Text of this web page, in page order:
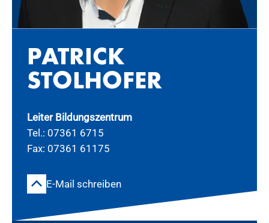
PA­TRICK
STOL­HO­FER
Leiter Bildungszentrum
Tel.: 07361 6715
Fax: 07361 61175
E-Mail schreiben